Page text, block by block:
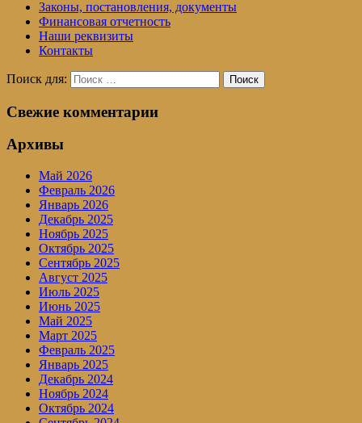
Законы, постановления, документы
Финансовая отчетность
Наши реквизиты
Контакты
Поиск для: Поиск
Свежие комментарии
Архивы
Май 2026
Февраль 2026
Январь 2026
Декабрь 2025
Ноябрь 2025
Октябрь 2025
Сентябрь 2025
Август 2025
Июль 2025
Июнь 2025
Май 2025
Март 2025
Февраль 2025
Январь 2025
Декабрь 2024
Ноябрь 2024
Октябрь 2024